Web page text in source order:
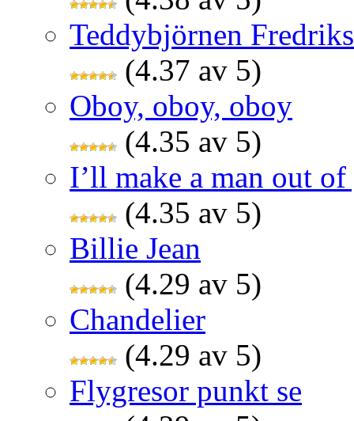
Teddybjörnen
(4.37 av 5)
Oboy, oboy, oboy
(4.35 av 5)
I’ll make a man out
(4.35 av 5)
Billie Jean
(4.29 av 5)
Chandelier
(4.29 av 5)
Flygresor punkt se